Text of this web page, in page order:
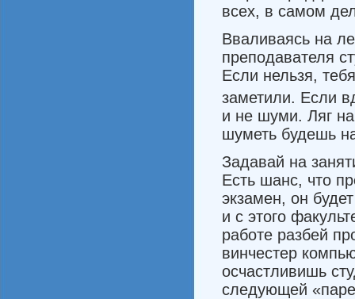
всех, в самом
Вваливаясь на
преподавателя
Если нельзя,
заметили. Если
и не шуми. Ляг на
шуметь будешь
Задавай на
Есть шанс, что
экзамен, он
и с этого
работе разбей
винчестер
осчастливишь
следующей